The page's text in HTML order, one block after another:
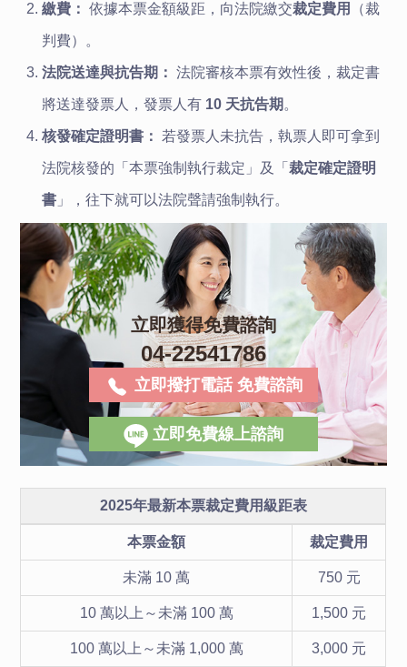
繳費： 依據本票金額級距，向法院繳交裁定費用 （裁
判費）。
法院送達與抗告期： 法院審核本票有效性後，裁定書
將送達發票人，發票人有 10 天抗告期 。
核發確定證明書： 若發票人未抗告，執票人即可拿到
法院核發的「本票強制執行裁定」及「裁定確定證明
書 」，往下就可以法院聲請強制執行。
立即獲得免費諮詢
04-22541786
立即撥打電話 免費諮詢
立即免費線上諮詢
2025年最新本票裁定費用級距表
本票金額 裁定費用
未滿 10 萬 750 元
10 萬以上～未滿 100 萬 1,500 元
100 萬以上～未滿 1,000 萬 3,000 元